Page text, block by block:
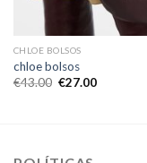
CHLOE BOLSOS
chloe bolsos
€43.00 €27.00